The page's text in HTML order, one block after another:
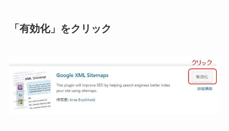
「有効化」をクリック